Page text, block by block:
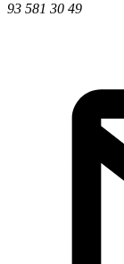
93 581 30 49